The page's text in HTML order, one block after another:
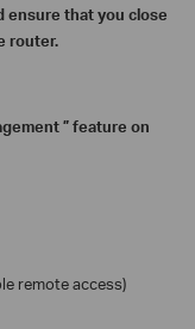
ensure that you close
router.
” feature on
remote access)